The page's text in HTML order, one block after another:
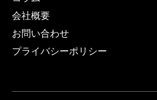
会社概要
お問い合わせ
プライバシーポリシー